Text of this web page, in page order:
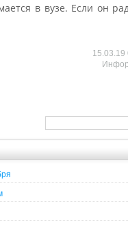
в вузе. Если он
15.03.19